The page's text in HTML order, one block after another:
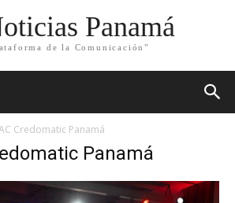
Panamá
de la Comunicación"
Credomatic Panamá
Panamá